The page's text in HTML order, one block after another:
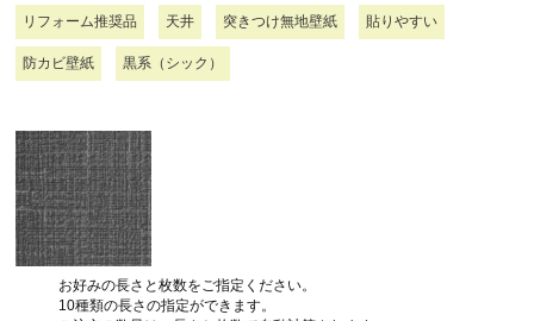
リフォーム推奨品 天井 突きつけ無地壁紙 貼りやすい
防カビ壁紙 黒系（シック）
お好みの長さと枚数をご指定ください。
10種類の長さの指定ができます。